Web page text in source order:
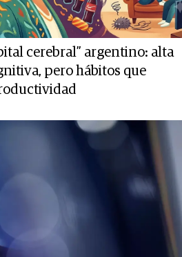
cerebral” argentino: alta
pero hábitos que